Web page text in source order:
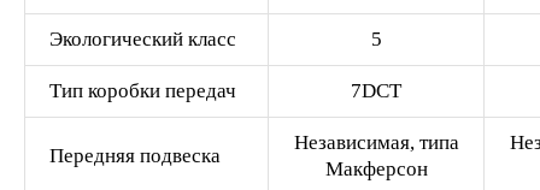
Экологический класс 5
Тип коробки передач 7DCT
Передняя подвеска
Независимая, типа
Макферсон